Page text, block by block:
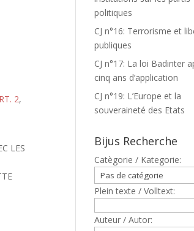
2,
LES
politiques
CJ n°16: Terrorisme et
publiques
CJ n°17: La loi Badinter
cinq ans d’application
CJ n°19: L’Europe et la
souveraineté des Etats
Bijus Recherche
Catègorie / Kategorie:
Plein texte / Volltext:
Auteur / Autor: